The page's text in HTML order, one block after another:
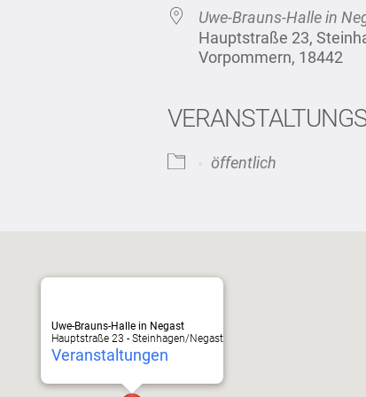
iCalendar
Uwe-Brauns-Halle in
Hauptstraße 23,
Vorpommern, 18442
öffentlich
Uwe-Brauns-Halle in Negast
Hauptstraße 23 - Steinhagen/Negast
Veranstaltungen